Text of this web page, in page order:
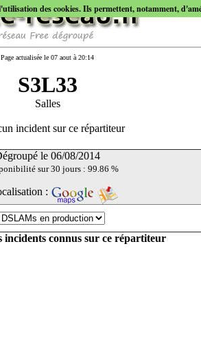
Page actualisée le 07 aout à 20:14
S3L33
Salles
incident sur ce répartiteur
le 06/08/2014
sur 30 jours : 99.86 %
:
incidents connus sur ce répartiteur
des cookies. Ils permettent, notamment,